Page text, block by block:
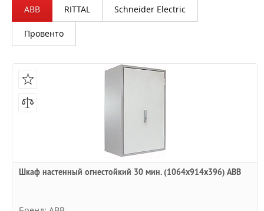
ABB RITTAL Schneider Electric
Провенто
Шкаф настенный огнестойкий 30 мин. (1064х914х396) АВВ